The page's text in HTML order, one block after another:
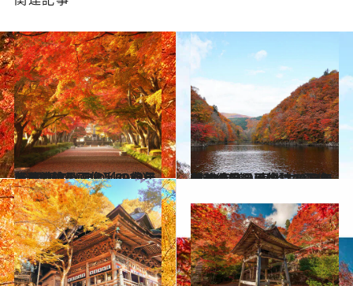
2023.10.7
【秋の絶景画像】2023年版 関東エリアの秋の絶景＆風物詩の画像（69点）
旅＆お出かけ 2023.10.12
【秋の絶景画像】2023年版 北海道・東北エリアの秋の絶景＆風物詩の画像（70点）
旅＆お出かけ